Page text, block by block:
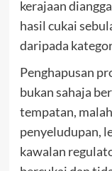
kerajaan
hasil cukai
daripada
Penghapusan
bukan sahaja
tempatan,
penyeludupan,
kawalan